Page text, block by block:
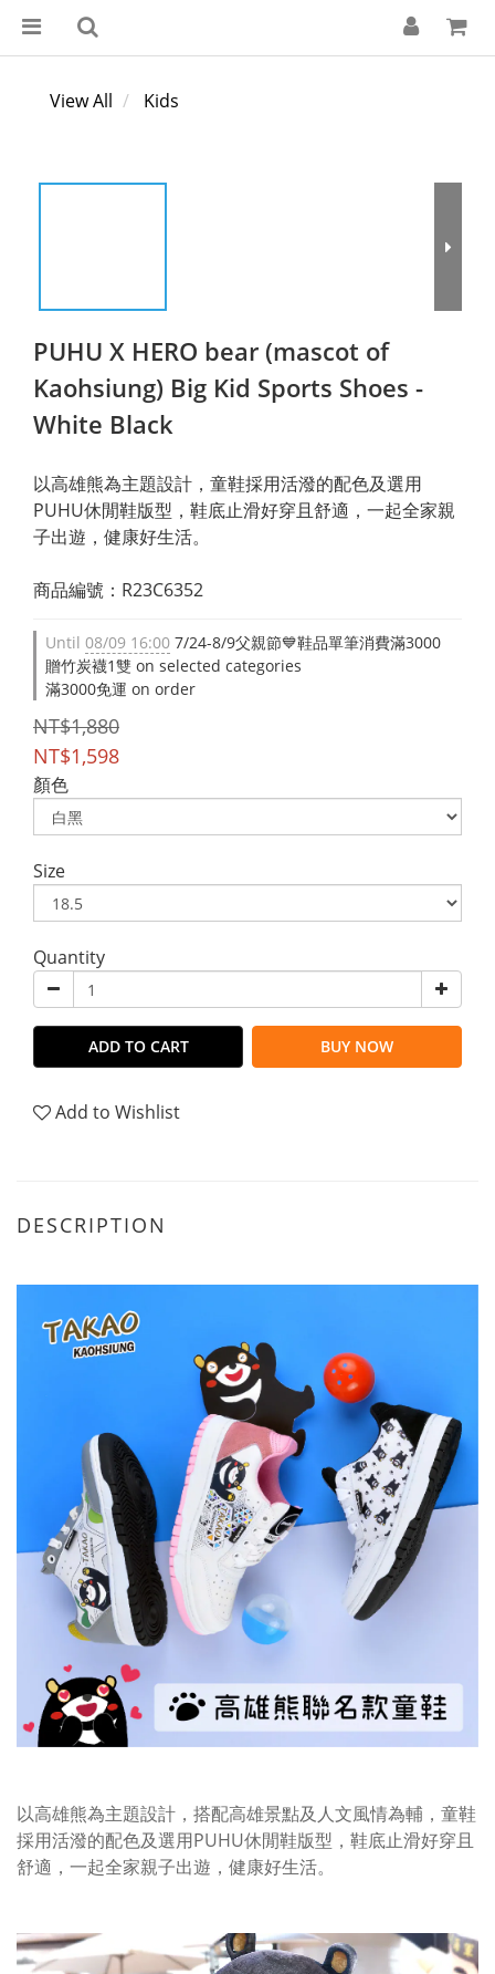
View All Kids
PUHU X HERO bear (mascot of
Kaohsiung) Big Kid Sports Shoes -
White Black
以高雄熊為主題設計，童鞋採用活潑的配色及選用
PUHU休閒鞋版型，鞋底止滑好穿且舒適，一起全家親
子出遊，健康好生活。
商品編號：R23C6352
Until 08/09 16:00 7/24-8/9父親節💙鞋品單筆消費滿3000
贈竹炭襪1雙 on selected categories
滿3000免運 on order
NT$1,880
NT$1,598
顏色
Size
Quantity
ADD TO CART BUY NOW
Add to Wishlist
DESCRIPTION
以高雄熊為主題設計，搭配高雄景點及人文風情為輔，童鞋
採用活潑的配色及選用PUHU休閒鞋版型，鞋底止滑好穿且
舒適，一起全家親子出遊，健康好生活。